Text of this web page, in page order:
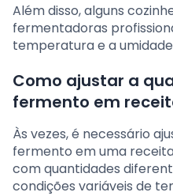
Além disso, alguns
fermentadoras
temperatura e a
Como ajustar a
fermento em
Às vezes, é necessário
fermento em uma
com quantidades
condições variáveis de